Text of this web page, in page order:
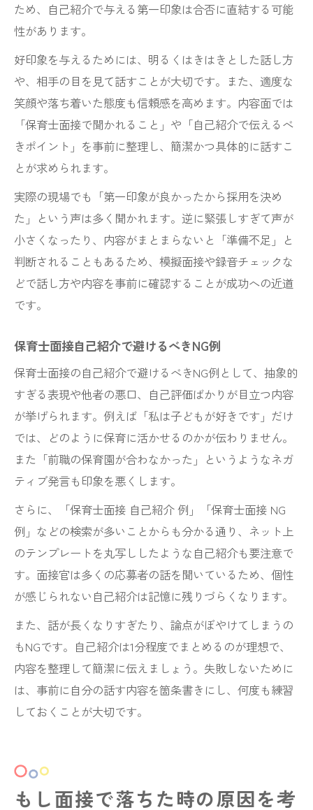
ため、自己紹介で与える第一印象は合否に直結する可能
性があります。
好印象を与えるためには、明るくはきはきとした話し方
や、相手の目を見て話すことが大切です。また、適度な
笑顔や落ち着いた態度も信頼感を高めます。内容面では
「保育士面接で聞かれること」や「自己紹介で伝えるべ
きポイント」を事前に整理し、簡潔かつ具体的に話すこ
とが求められます。
実際の現場でも「第一印象が良かったから採用を決め
た」という声は多く聞かれます。逆に緊張しすぎて声が
小さくなったり、内容がまとまらないと「準備不足」と
判断されることもあるため、模擬面接や録音チェックな
どで話し方や内容を事前に確認することが成功への近道
です。
保育士面接自己紹介で避けるべきNG例
保育士面接の自己紹介で避けるべきNG例として、抽象的
すぎる表現や他者の悪口、自己評価ばかりが目立つ内容
が挙げられます。例えば「私は子どもが好きです」だけ
では、どのように保育に活かせるのかが伝わりません。
また「前職の保育園が合わなかった」というようなネガ
ティブ発言も印象を悪くします。
さらに、「保育士面接 自己紹介 例」「保育士面接 NG
例」などの検索が多いことからも分かる通り、ネット上
のテンプレートを丸写ししたような自己紹介も要注意で
す。面接官は多くの応募者の話を聞いているため、個性
が感じられない自己紹介は記憶に残りづらくなります。
また、話が長くなりすぎたり、論点がぼやけてしまうの
もNGです。自己紹介は1分程度でまとめるのが理想で、
内容を整理して簡潔に伝えましょう。失敗しないために
は、事前に自分の話す内容を箇条書きにし、何度も練習
しておくことが大切です。
もし面接で落ちた時の原因を考